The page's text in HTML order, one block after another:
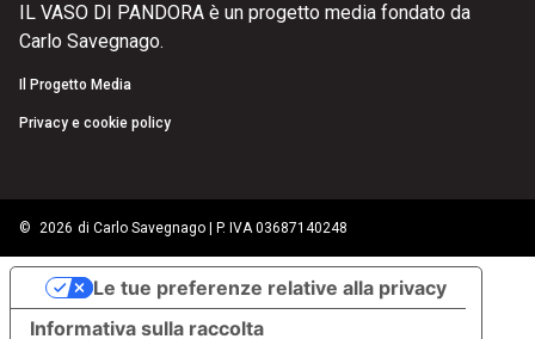
IL VASO DI PANDORA è un progetto media fondato da
Carlo Savegnago.
Il Progetto Media
Privacy e cookie policy
© 2026 di Carlo Savegnago | P. IVA 03687140248
Informativa sulla raccolta
Le tue preferenze relative alla privacy